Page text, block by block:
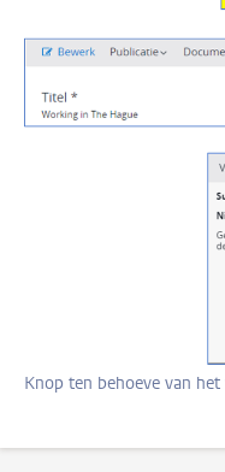
Knop ten behoeve van